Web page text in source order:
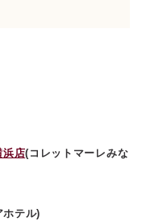
浜店(コレットマーレみな
ホテル)